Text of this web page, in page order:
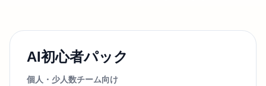
AI初心者パック
個人・少人数チーム向け